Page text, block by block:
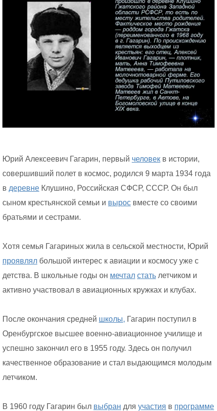
Юрий Алексеевич Гагарин, первый человек в истории,
совершивший полет в космос, родился 9 марта 1934 года
в деревне Клушино, Российская СФСР, СССР. Он был
сыном крестьянской семьи и вырос вместе со своими
братьями и сестрами.
Хотя семья Гагариных жила в сельской местности, Юрий
проявлял большой интерес к авиации и космосу уже с
детства. В школьные годы он мечтал стать летчиком и
активно участвовал в авиационных кружках и клубах.
После окончания средней школы, Гагарин поступил в
Оренбургское высшее военно-авиационное училище и
успешно закончил его в 1955 году. Здесь он получил
качественное образование и стал выдающимся молодым
летчиком.
В 1960 году Гагарин был выбран для участия в программе